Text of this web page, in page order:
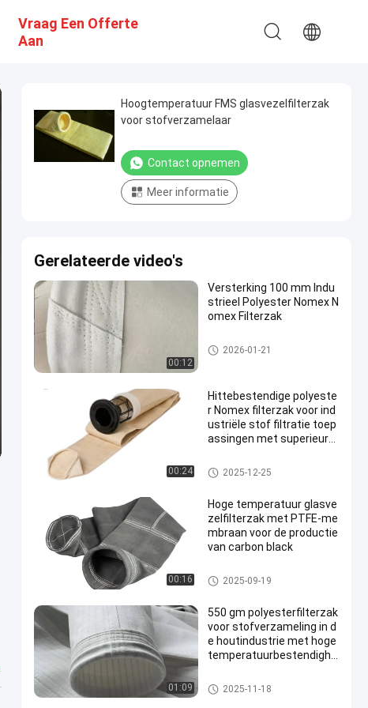
Vraag Een Offerte
Aan
Hoogtemperatuur FMS glasvezelfilterzak
voor stofverzamelaar
Contact opnemen
Meer informatie
Gerelateerde video's
00:12
Versterking 100 mm Indu
strieel Polyester Nomex N
omex Filterzak
hoogtemperatuurfilterzakken
2026-01-21
00:24
Hittebestendige polyeste
r Nomex filterzak voor ind
ustriële stof filtratie toep
assingen met superieure
oge temperatuurbestend
igheid
Stofopvangfilterzakken
2025-12-25
00:16
Hoge temperatuur glasve
zelfilterzak met PTFE-me
mbraan voor de productie
van carbon black
filterzak van glasvezel
2025-09-19
01:09
550 gm polyesterfilterzak
voor stofverzameling in d
e houtindustrie met hoge
temperatuurbestendighe
De zak van de polyesterfilter
2025-11-18